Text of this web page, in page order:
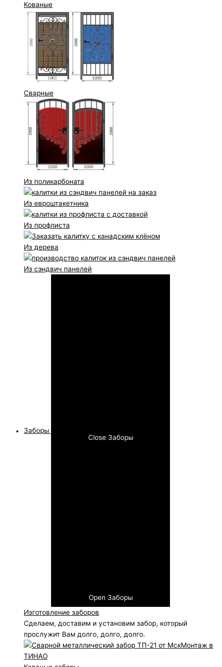
Кованые
Сварные
Из поликарбоната
Из евроштакетника
Из профлиста
Из дерева
Из сэндвич панелей
Заборы
Close Заборы
Open Заборы
Изготовление заборов
Сделаем, доставим и установим забор, который
прослужит Вам долго, долго, долго.